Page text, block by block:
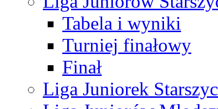
Tabela i wyniki
Turniej finałowy
Finał
Liga Juniorek